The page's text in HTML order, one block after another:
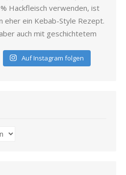
Auf Instagram folgen